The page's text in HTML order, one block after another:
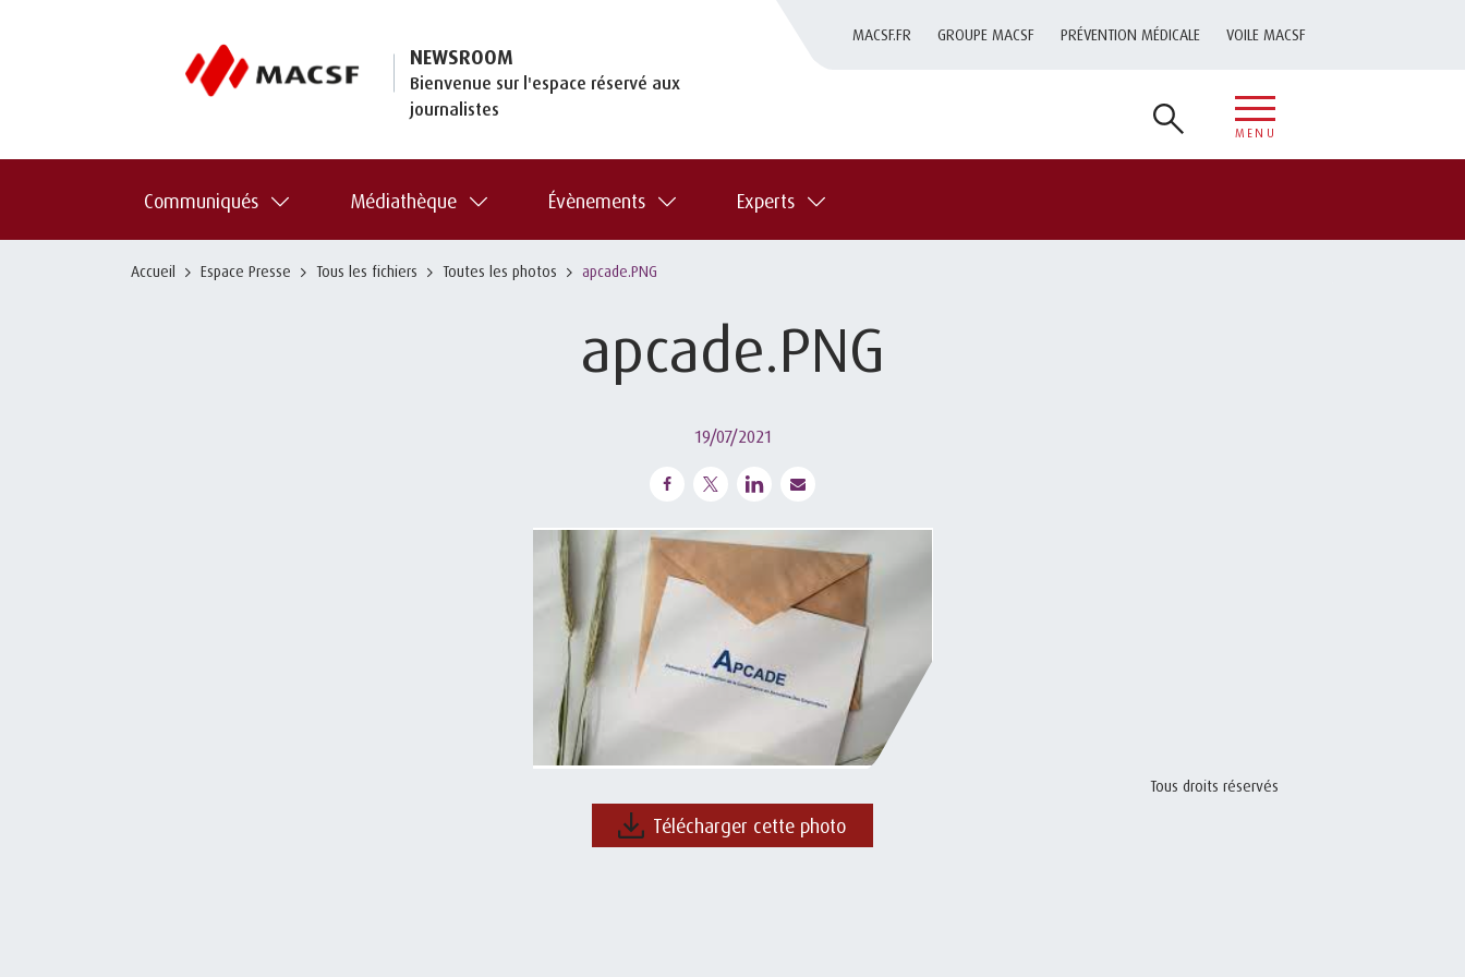
NEWSROOM
Bienvenue sur l'espace réservé aux
journalistes
MACSF.FR GROUPE MACSF PRÉVENTION MÉDICALE VOILE MACSF
MENU
Communiqués Médiathèque Évènements Experts
Accueil Espace Presse Tous les fichiers Toutes les photos apcade.PNG
apcade.PNG
19/07/2021
Tous droits réservés
Télécharger cette photo